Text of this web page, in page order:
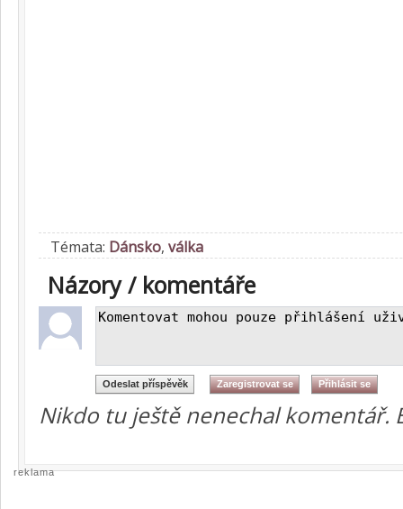
Témata: Dánsko, válka
Názory / komentáře
Nikdo tu ještě nenechal komentář.
reklama